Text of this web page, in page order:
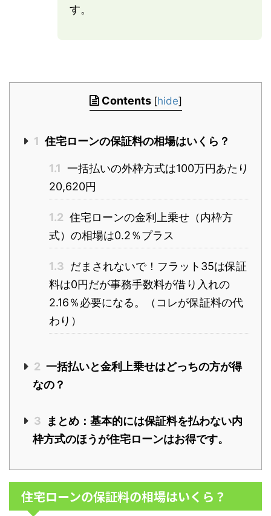
す。
Contents [hide]
1 住宅ローンの保証料の相場はいくら？
1.1 一括払いの外枠方式は100万円あたり
20,620円
1.2 住宅ローンの金利上乗せ（内枠方
式）の相場は0.2％プラス
1.3 だまされないで！フラット35は保証
料は0円だが事務手数料が借り入れの
2.16％必要になる。（コレが保証料の代
わり）
2 一括払いと金利上乗せはどっちの方が得
なの？
3
まとめ：基本的には保証料を払わない内
枠方式のほうが住宅ローンはお得です。
住宅ローンの保証料の相場はいくら？